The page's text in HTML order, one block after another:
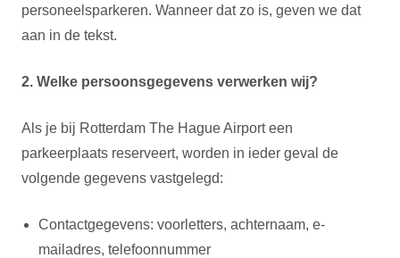
personeelsparkeren. Wanneer dat zo is, geven we dat
aan in de tekst.
2. Welke persoonsgegevens verwerken wij?
Als je bij Rotterdam The Hague Airport een
parkeerplaats reserveert, worden in ieder geval de
volgende gegevens vastgelegd:
Contactgegevens: voorletters, achternaam, e-
mailadres, telefoonnummer